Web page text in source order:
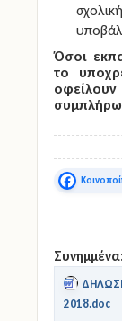
Όσοι
το
Facebook
2018.doc